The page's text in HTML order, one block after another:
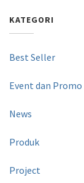
KATEGORI
Best Seller
Event dan Promo
News
Produk
Project